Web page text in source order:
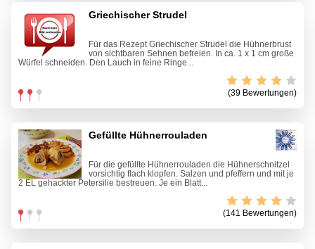
Griechischer Strudel
Für das Rezept Griechischer Strudel die Hühnerbrust
von sichtbaren Sehnen befreien. In ca. 1 x 1 cm große
Würfel schneiden. Den Lauch in feine Ringe...
(39 Bewertungen)
Gefüllte Hühnerrouladen
Für die gefüllte Hühnerrouladen die Hühnerschnitzel
vorsichtig flach klopfen. Salzen und pfeffern und mit je
2 EL gehackter Petersilie bestreuen. Je ein Blatt...
(141 Bewertungen)